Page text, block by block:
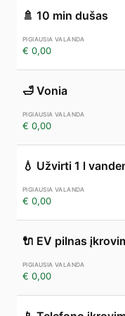
🚿 10 min dušas
€ 0,00
🛁 Vonia
€ 0,00
💧 Užvirti 1 l
€ 0,00
🔌 EV pilnas
€ 0,00